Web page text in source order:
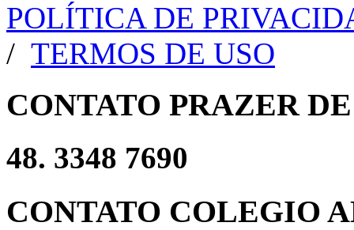
POLÍTICA DE
/ TERMOS DE USO
CONTATO PRAZER
48. 3348 7690
CONTATO COLEGIO